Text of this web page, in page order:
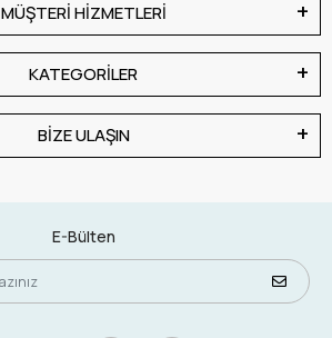
MÜŞTERİ HİZMETLERİ
KATEGORİLER
BİZE ULAŞIN
E-Bülten